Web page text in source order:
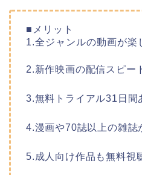
■メリット
1.全ジャンルの動画が楽
2.新作映画の配信スピー
3.無料トライアル31日間
4.漫画や70誌以上の雑誌
5.成人向け作品も無料視